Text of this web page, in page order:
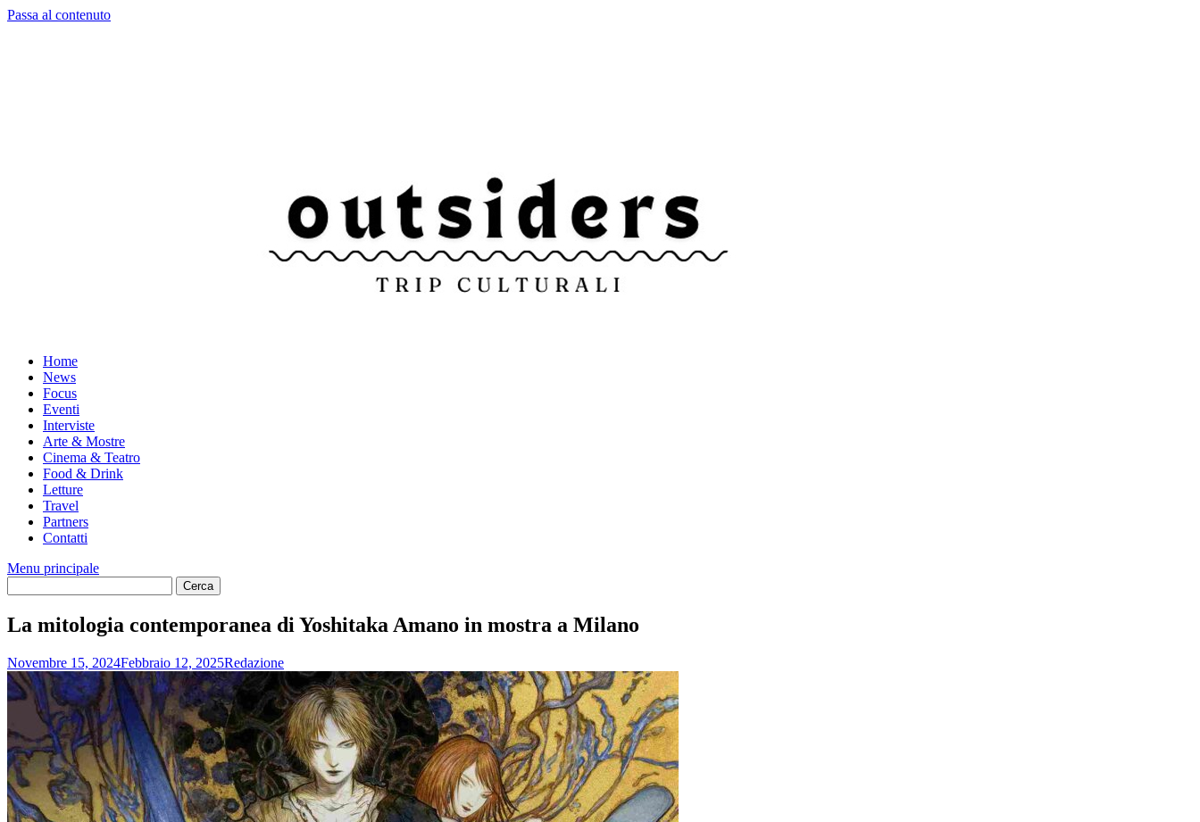
Passa al contenuto
Home
News
Focus
Eventi
Interviste
Arte & Mostre
Cinema & Teatro
Food & Drink
Letture
Travel
Partners
Contatti
Menu principale
La mitologia contemporanea di Yoshitaka Amano in mostra a Milano
Novembre 15, 2024Febbraio 12, 2025Redazione